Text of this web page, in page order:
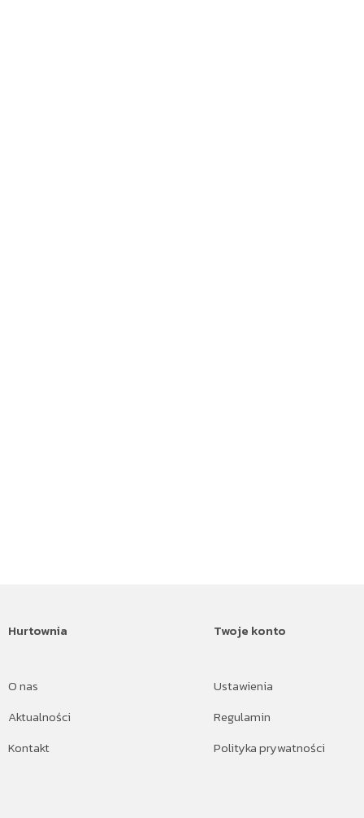
Hurtownia
O nas
Aktualności
Kontakt
Twoje konto
Ustawienia
Regulamin
Polityka prywatności